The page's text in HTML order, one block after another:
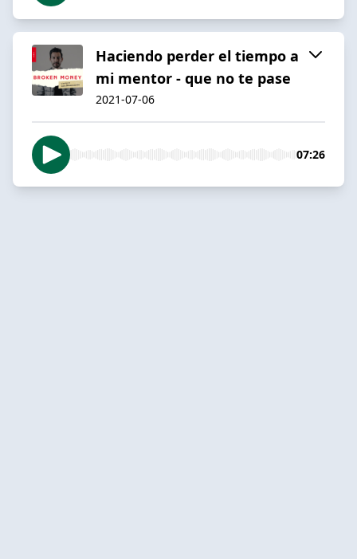
Haciendo perder el tiempo a
mi mentor - que no te pase
2021-07-06
07:26